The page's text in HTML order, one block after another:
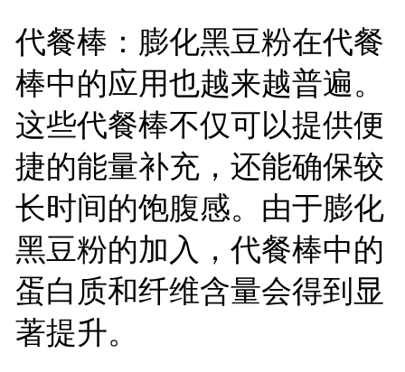
代餐棒：膨化黑豆粉在代餐
棒中的应用也越来越普遍。
这些代餐棒不仅可以提供便
捷的能量补充，还能确保较
长时间的饱腹感。由于膨化
黑豆粉的加入，代餐棒中的
蛋白质和纤维含量会得到显
著提升。